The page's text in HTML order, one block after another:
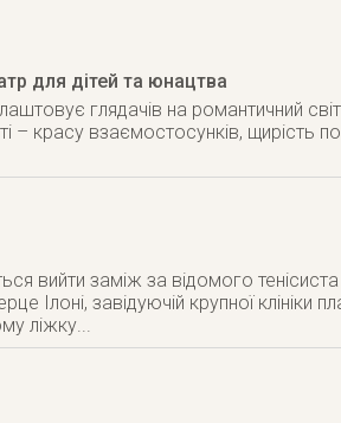
для дітей та юнацтва
глядачів на романтичний
– красу взаємостосунків, щирість
вийти заміж за відомого
Ілоні, завідуючій крупної клініки
ліжку...